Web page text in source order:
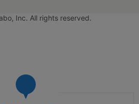
Inc. All rights reserved.